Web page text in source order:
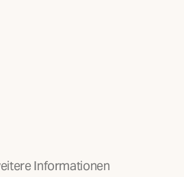
Informationen